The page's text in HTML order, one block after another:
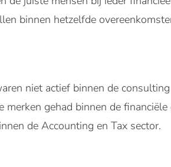
binnen hetzelfde
niet actief binnen de
gehad binnen de
de Accounting en Tax sector.